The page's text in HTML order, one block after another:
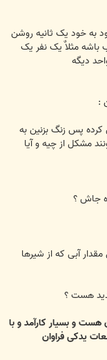
به خود یک ثانیه روشن
باشه مثلاٌ یک نفر یک
دیگه
پس زنگ بزنین به
مشکل از چیه و آیا
آبی که از شیرها
هست ؟
ایران هست و بسیار کارآمد و با
یدکی فراوان